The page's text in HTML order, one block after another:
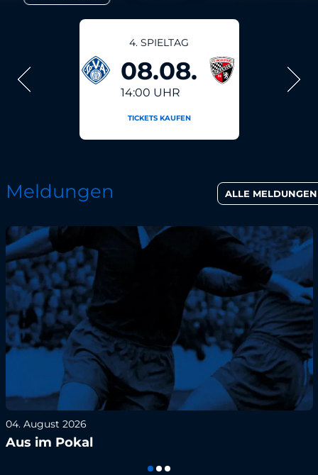
4. SPIELTAG
08.08.
14:00 UHR
TICKETS KAUFEN
Meldungen ALLE MELDUNGEN
04. August 2026
Aus im Pokal